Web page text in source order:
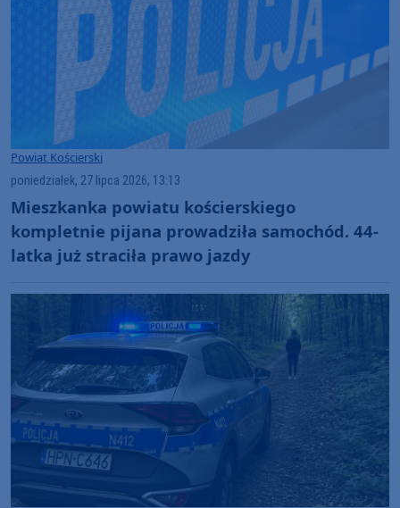
Powiat Kościerski
poniedziałek, 27 lipca 2026, 13:13
Mieszkanka powiatu kościerskiego
kompletnie pijana prowadziła samochód. 44-
latka już straciła prawo jazdy